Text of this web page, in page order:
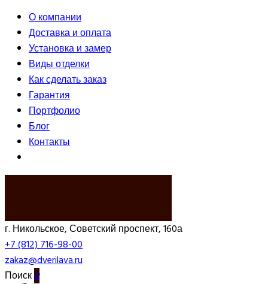
О компании
Доставка и оплата
Установка и замер
Виды отделки
Как сделать заказ
Гарантия
Портфолио
Блог
Контакты
г. Никольское, Советский проспект, 160а
+7 (812) 716-98-00
zakaz@dverilava.ru
Поиск0